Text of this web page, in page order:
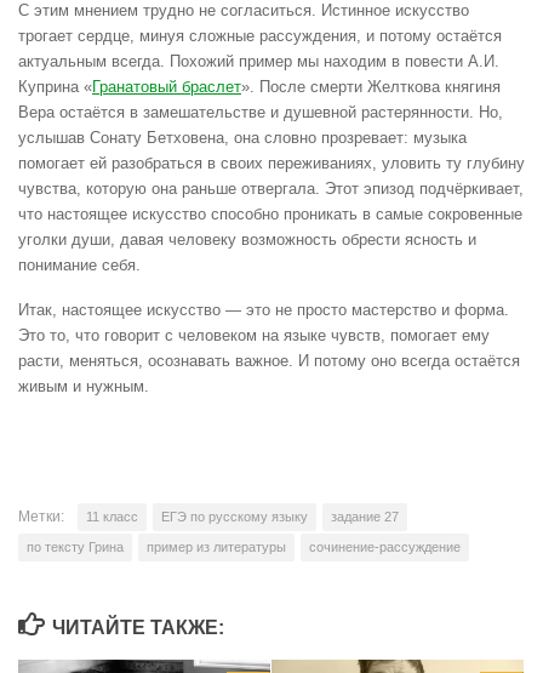
С этим мнением трудно не согласиться. Истинное искусство
трогает сердце, минуя сложные рассуждения, и потому остаётся
актуальным всегда. Похожий пример мы находим в повести А.И.
Куприна «Гранатовый браслет». После смерти Желткова княгиня
Вера остаётся в замешательстве и душевной растерянности. Но,
услышав Сонату Бетховена, она словно прозревает: музыка
помогает ей разобраться в своих переживаниях, уловить ту глубину
чувства, которую она раньше отвергала. Этот эпизод подчёркивает,
что настоящее искусство способно проникать в самые сокровенные
уголки души, давая человеку возможность обрести ясность и
понимание себя.
Итак, настоящее искусство — это не просто мастерство и форма.
Это то, что говорит с человеком на языке чувств, помогает ему
расти, меняться, осознавать важное. И потому оно всегда остаётся
живым и нужным.
Метки: 11 класс ЕГЭ по русскому языку задание 27
по тексту Грина пример из литературы сочинение-рассуждение
ЧИТАЙТЕ ТАКЖЕ: